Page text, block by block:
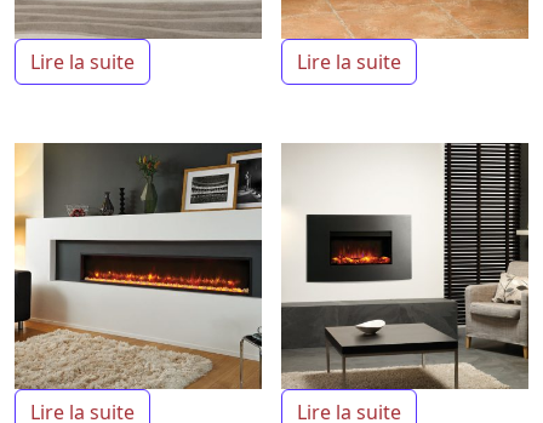
Lire la suite Lire la suite
Lire la suite Lire la suite